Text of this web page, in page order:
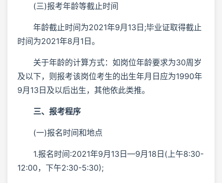
(三)报考年龄等截止时间
年龄截止时间为2021年9月13日;毕业证取得截止
时间为2021年8月1日。
关于年龄的计算方式：如岗位年龄要求为30周岁
及以下，则报考该岗位考生的出生年月日应为1990年
9月13日及以后出生，其他依此类推。
三、报考程序
(一)报名时间和地点
1.报名时间:2021年9月13日—9月18日(上午8:30-
12:00，下午2:30-5:30);